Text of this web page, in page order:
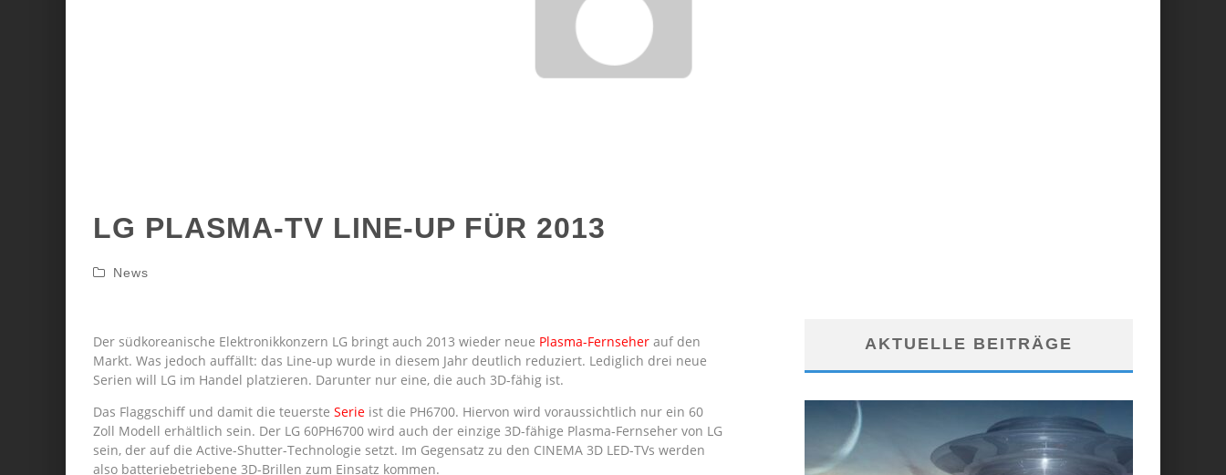
LG PLASMA-TV LINE-UP FÜR 2013
News
Der südkoreanische Elektronikkonzern LG bringt auch 2013 wieder neue Plasma-Fernseher auf den
Markt. Was jedoch auffällt: das Line-up wurde in diesem Jahr deutlich reduziert. Lediglich drei neue
Serien will LG im Handel platzieren. Darunter nur eine, die auch 3D-fähig ist.
Das Flaggschiff und damit die teuerste Serie ist die PH6700. Hiervon wird voraussichtlich nur ein 60
Zoll Modell erhältlich sein. Der LG 60PH6700 wird auch der einzige 3D-fähige Plasma-Fernseher von LG
sein, der auf die Active-Shutter-Technologie setzt. Im Gegensatz zu den CINEMA 3D LED-TVs werden
also batteriebetriebene 3D-Brillen zum Einsatz kommen.
AKTUELLE BEITRÄGE